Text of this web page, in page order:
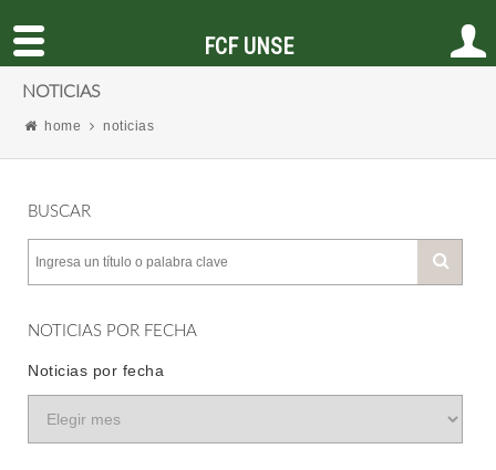
NOTICIAS
home noticias
BUSCAR
NOTICIAS POR FECHA
Noticias por fecha
FCF UNSE